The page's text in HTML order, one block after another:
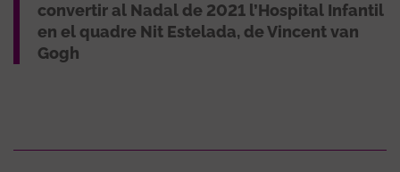
convertir al Nadal de 2021 l’Hospital Infantil
en el quadre Nit Estelada, de Vincent van
Gogh